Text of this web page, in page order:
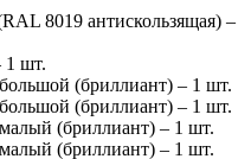
8019 антискользящая) –
1 шт.
(бриллиант) – 1 шт.
(бриллиант) – 1 шт.
(бриллиант) – 1 шт.
(бриллиант) – 1 шт.